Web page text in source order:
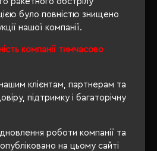
було повністю знищено
нашої компанії.
компанії тимчасово
клієнтам, партнерам та
підтримку і багаторічну
роботи компанії та
на цьому сайті